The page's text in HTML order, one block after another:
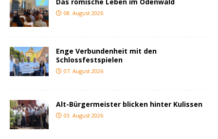
08. August 2026
Enge Verbundenheit mit den
Schlossfestspielen
07. August 2026
Alt-Bürgermeister blicken hinter Kulissen
03. August 2026